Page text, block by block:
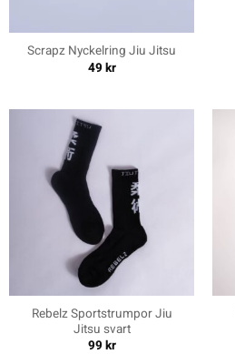
Scrapz Nyckelring Jiu Jitsu
49kr
Rebelz Sportstrumpor Jiu
Jitsu svart
99kr